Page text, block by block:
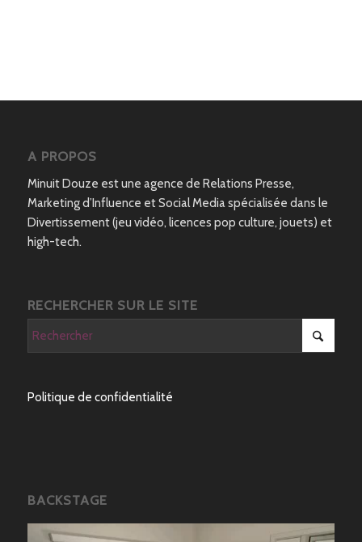
A PROPOS
Minuit Douze est une agence de Relations Presse,
Marketing d’Influence et Social Media spécialisée dans le
Divertissement (jeu vidéo, licences pop culture, jouets) et
high-tech.
RECHERCHER SUR LE SITE
Politique de confidentialité
BACKSTAGE